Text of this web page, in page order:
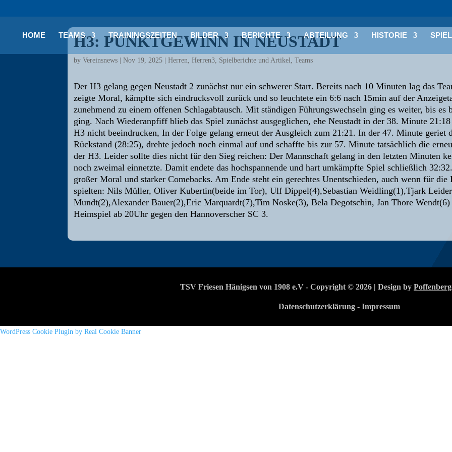
HOME TEAMS TRAININGSZEITEN BILDER BERICHTE ABTEILUNG HISTORIE
H3: PUNKTGEWINN IN NEUSTADT
byVereinsnews |Nov 19, 2025 |Herren ,Herren3 Spielberichte und Artikel ,Teams
Der H3 gelang gegen Neustadt 2 zunächst nur ein schwerer Start. Bereits nach 10 Minuten lag das
zeigte Moral, kämpfte sich eindrucksvoll zurück und so leuchtete ein 6:6 nach 15min auf der
zunehmend zu einem offenen Schlagabtausch. Mit ständigen Führungswechseln ging es weiter, bis
ging. Nach Wiederanpfiff blieb das Spiel zunächst ausgeglichen, ehe Neustadt in der 38. Minute
H3 nicht beeindrucken, In der Folge gelang erneut der Ausgleich zum 21:21. In der 47. Minute geriet
Rückstand (28:25), drehte jedoch noch einmal auf und schaffte bis zur 57. Minute tatsächlich die
der H3. Leider sollte dies nicht für den Sieg reichen: Der Mannschaft gelang in den letzten Minuten
noch zweimal einnetzte. Damit endete das hochspannende und hart umkämpfte Spiel schließlich
großer Moral und starker Comebacks. Am Ende steht ein gerechtes Unentschieden, auch wenn für
spielten: Nils Müller, Oliver Kubertin(beide im Tor), Ulf Dippel(4),Sebastian Weidling(1),Tjark
Mundt(2),Alexander Bauer(2),Eric Marquardt(7),Tim Noske(3), Bela Degotschin, Jan Thore Wendt(6)
Heimspiel ab 20Uhr gegen den Hannoverscher SC 3.
TSV Friesen Hänigsen von 1908 e.V - Copyright © 2026 | Design by
Datenschutzerklärung- Impressum
WordPress Cookie Plugin by Real Cookie Banner